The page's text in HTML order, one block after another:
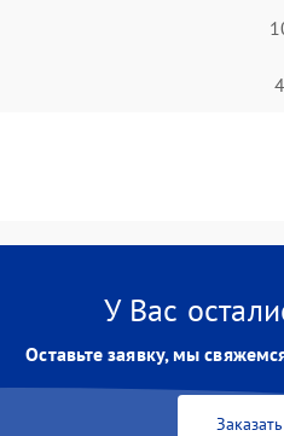
У Вас
Оставьте заявку, мы